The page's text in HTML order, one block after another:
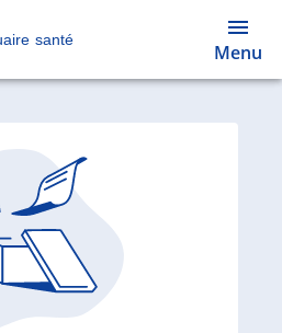
santé
Menu